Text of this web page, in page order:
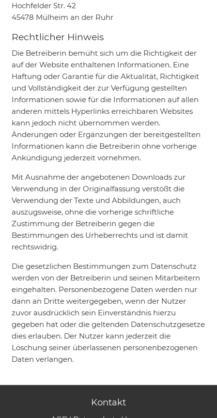
Hochfelder Str. 42
45478 Mülheim an der Ruhr
Rechtlicher Hinweis
Die Betreiberin bemüht sich um die Richtigkeit der
auf der Website enthaltenen Informationen. Eine
Haftung oder Garantie für die Aktualität, Richtigkeit
und Vollständigkeit der zur Verfügung gestellten
Informationen sowie für die Informationen auf allen
anderen mittels Hyperlinks erreichbaren Websites
kann jedoch nicht übernommen werden.
Änderungen oder Ergänzungen der bereitgestellten
Informationen kann die Betreiberin ohne vorherige
Ankündigung jederzeit vornehmen.
Mit Ausnahme der angebotenen Downloads zur
Verwendung in der Originalfassung verstößt die
Verwendung der Texte und Abbildungen, auch
auszugsweise, ohne die vorherige schriftliche
Zustimmung der Betreiberin gegen die
Bestimmungen des Urheberrechts und ist damit
rechtswidrig.
Die gesetzlichen Bestimmungen zum Datenschutz
werden von der Betreiberin und seinen Mitarbeitern
eingehalten. Personenbezogene Daten werden nur
dann an Dritte weitergegeben, wenn der Nutzer
zuvor ausdrücklich sein Einverständnis hierzu
gegeben hat oder die geltenden Datenschutzgesetze
dies erlauben. Der Nutzer kann jederzeit die
Löschung seiner überlassenen personenbezogenen
Daten verlangen.
Kontakt